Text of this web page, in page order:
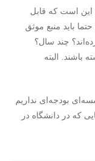
این است که قابل
باید منبع موثق
چند سال؟
البته
بودجه‌ای نداریم
که در دانشگاه در